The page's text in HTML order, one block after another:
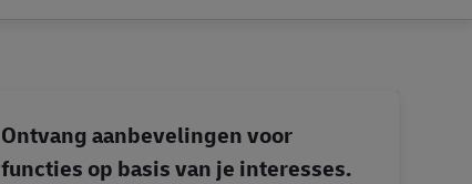
Ontvang aanbevelingen voor
functies op basis van je interesses.